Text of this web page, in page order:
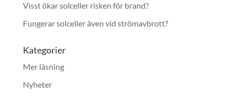
Visst ökar solceller risken för brand?
Fungerar solceller även vid strömavbrott?
Kategorier
Mer läsning
Nyheter